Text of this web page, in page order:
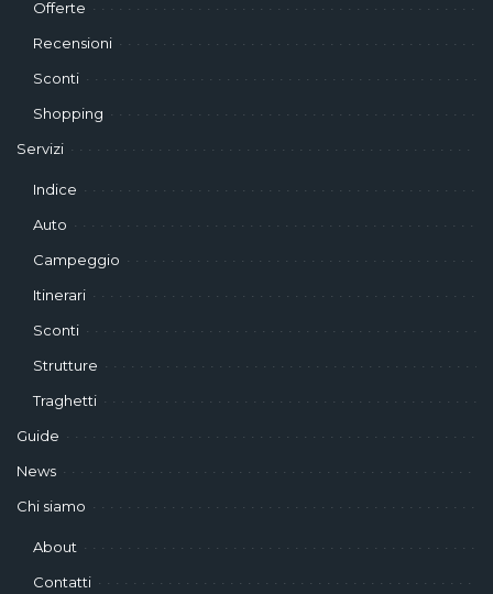
Offerte
Recensioni
Sconti
Shopping
Servizi
Indice
Auto
Campeggio
Itinerari
Sconti
Strutture
Traghetti
Guide
News
Chi siamo
About
Contatti